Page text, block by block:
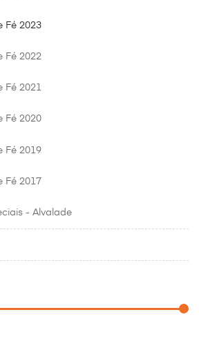
Fé 2023
Fé 2022
Fé 2021
Fé 2020
Fé 2019
Fé 2017
- Alvalade